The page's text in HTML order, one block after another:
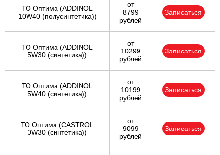
ТО Оптима (ADDINOL
10W40 (полусинтетика))
от
8799
рублей
Записаться
ТО Оптима (ADDINOL
5W30 (синтетика))
от
10299
рублей
Записаться
ТО Оптима (ADDINOL
5W40 (синтетика))
от
10199
рублей
Записаться
ТО Оптима (CASTROL
0W30 (синтетика))
от
9099
рублей
Записаться